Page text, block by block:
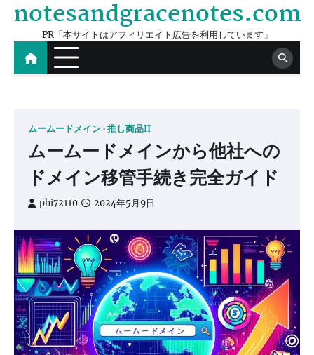
Skip
content
notesandgracenotes.com
PR「本サイトはアフィリエイト広告を利用しています」
ムームードメイン 推し商品II
ムームードメインから他社への
ドメイン移管手続き完全ガイド
phi72110 2024年5月9日